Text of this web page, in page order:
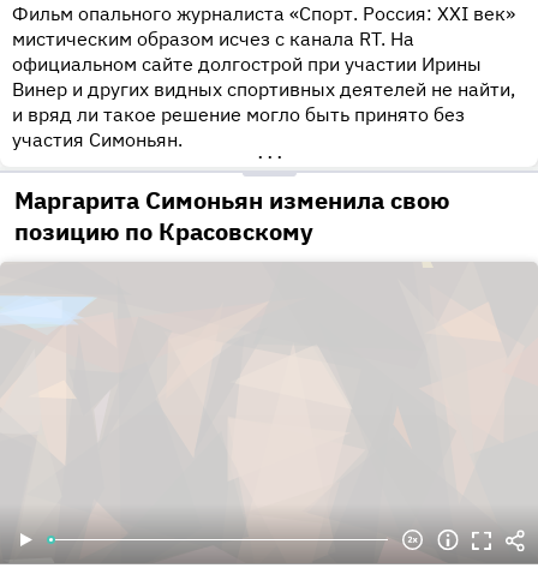
Фильм опального журналиста «Спорт. Россия: XXI век»
мистическим образом исчез с канала RT. На
официальном сайте долгострой при участии Ирины
Винер и других видных спортивных деятелей не найти,
и вряд ли такое решение могло быть принято без
участия Симоньян.
•••
Маргарита Симоньян изменила свою
позицию по Красовскому